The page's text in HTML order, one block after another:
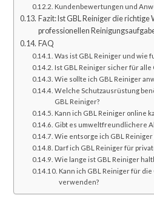
Kundenbewertungen und
Fazit: Ist GBL Reiniger die richtige
professionellen
FAQ
Was ist GBL Reiniger und wie
Ist GBL Reiniger sicher für alle
Wie sollte ich GBL Reiniger
Welche Schutzausrüstung
GBL Reiniger?
Kann ich GBL Reiniger online
Gibt es umweltfreundlichere
Wie entsorge ich GBL Reiniger
Darf ich GBL Reiniger für
Wie lange ist GBL Reiniger
Kann ich GBL Reiniger für
verwenden?